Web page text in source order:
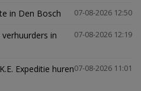
07-08-2026 12:50
in Den Bosch
07-08-2026 12:19
in
07-08-2026 11:01
Expeditie huren